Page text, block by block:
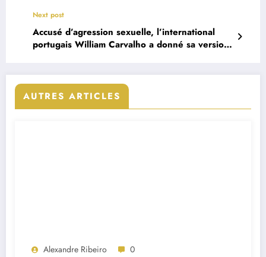
Next post
Accusé d’agression sexuelle, l’international
portugais William Carvalho a donné sa version
AUTRES ARTICLES
Alexandre Ribeiro 0